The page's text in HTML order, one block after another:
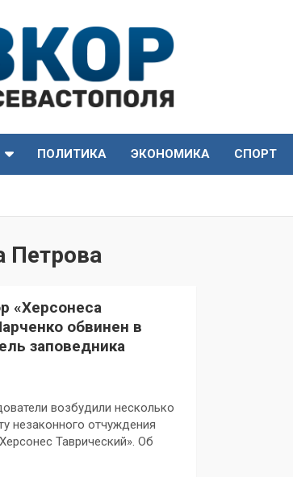
Новости
ПОЛИТИКА ЭКОНОМИКА СПОРТ
Петрова
«Херсонеса
обвинен в
заповедника
возбудили несколько
незаконного отчуждения
Таврический». Об